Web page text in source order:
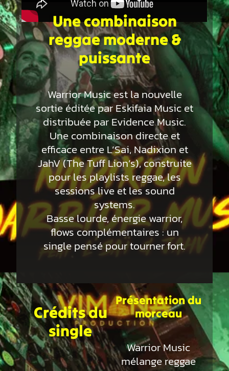
Une combinaison
reggae moderne &
puissante
Warrior Music est la nouvelle
sortie éditée par Eskifaia Music et
distribuée par Evidence Music.
Une combinaison directe et
efficace entre L’Sai, Nadixion et
JahV (The Tuff Lion’s), construite
pour les playlists reggae, les
sessions live et les sound
systems.
Basse lourde, énergie warrior,
flows complémentaires : un
single pensé pour tourner fort.
Crédits du
single
Présentation du
morceau
Warrior Music
mélange reggae